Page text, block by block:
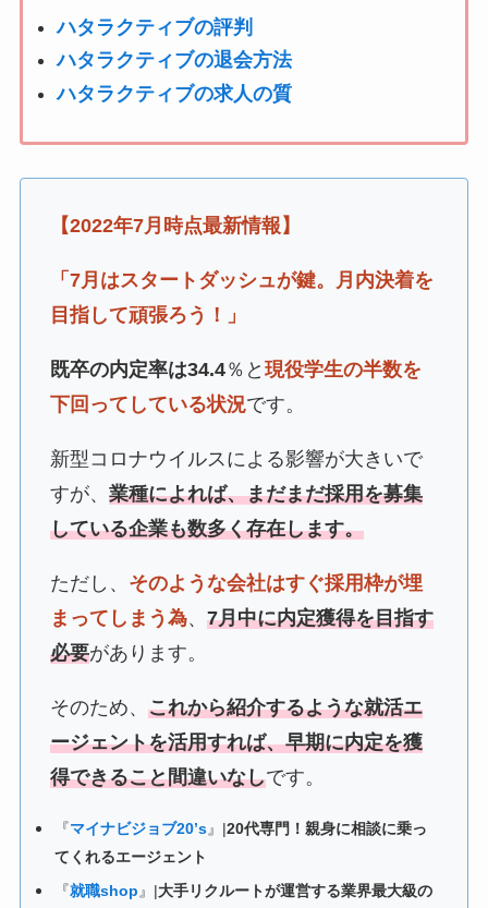
ハタラクティブの評判
ハタラクティブの退会方法
ハタラクティブの求人の質
【2022年7月時点最新情報】
「7月はスタートダッシュが鍵。月内決着を
目指して頑張ろう！」
既卒の内定率は34.4％と 現役学生の半数を
下回ってしている状況です。
新型コロナウイルスによる影響が大きいで
すが、 業種によれば、まだまだ採用を募集
している企業も数多く存在します。
ただし、 そのような会社はすぐ採用枠が埋
まってしまう為、 7月中に内定獲得を目指す
必要があります。
そのため、 これから紹介するような就活エ
ージェントを活用すれば、早期に内定を獲
得できること間違いなしです。
『マイナビジョブ20’s』|20代専門！親身に相談に乗っ
てくれるエージェント
『就職shop 』|大手リクルートが運営する業界最大級の